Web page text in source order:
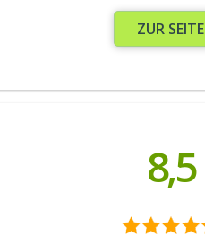
ZUR SEITE
8,5